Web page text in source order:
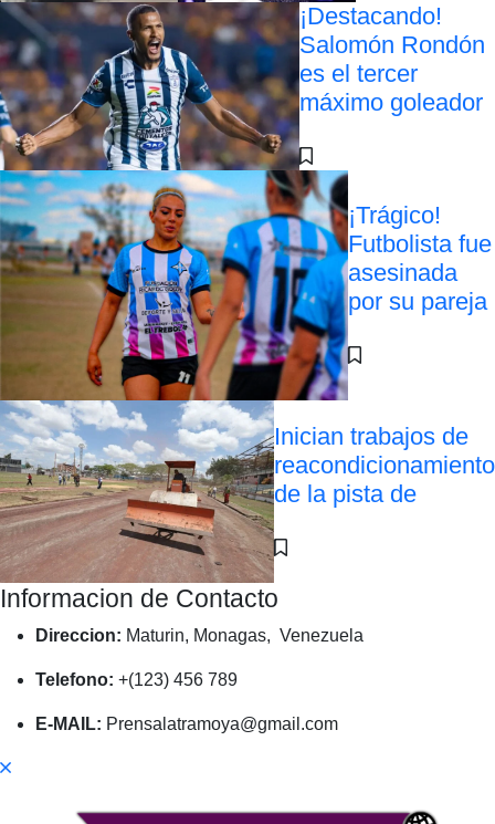
¡Destacando!
Salomón Rondón
es el tercer
máximo goleador
¡Trágico!
Futbolista fue
asesinada
por su pareja
Inician trabajos de
reacondicionamiento
de la pista de
Informacion de Contacto
Direccion: Maturin, Monagas, Venezuela
Telefono: +(123) 456 789
E-MAIL: Prensalatramoya@gmail.com